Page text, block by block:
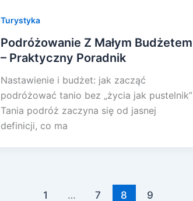
Turystyka
Podróżowanie Z Małym Budżetem
– Praktyczny Poradnik
Nastawienie i budżet: jak zacząć
podróżować tanio bez „życia jak pustelnik”
Tania podróż zaczyna się od jasnej
definicji, co ma
1 … 7 8 9